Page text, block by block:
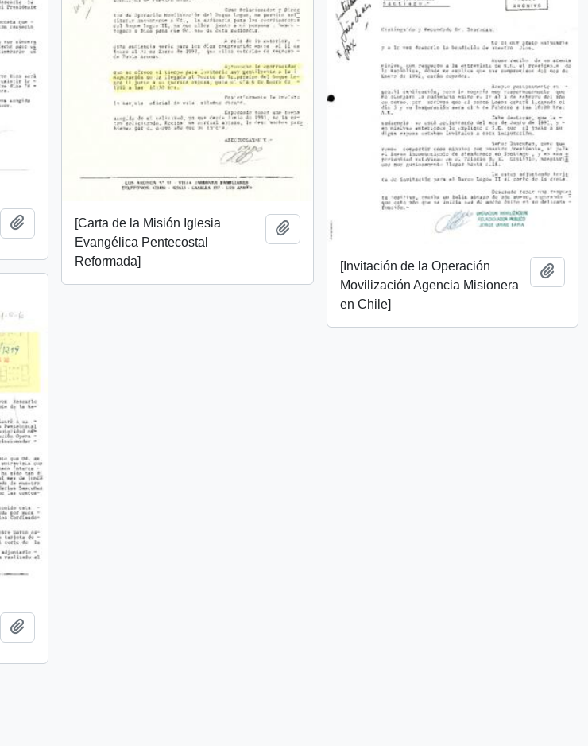
Add to clipboard[Carta de la Misión Iglesia
Evangélica Pentecostal
Reformada]
Add to clipboard
[Invitación de la Operación
Movilización Agencia Misionera
en Chile]
Add